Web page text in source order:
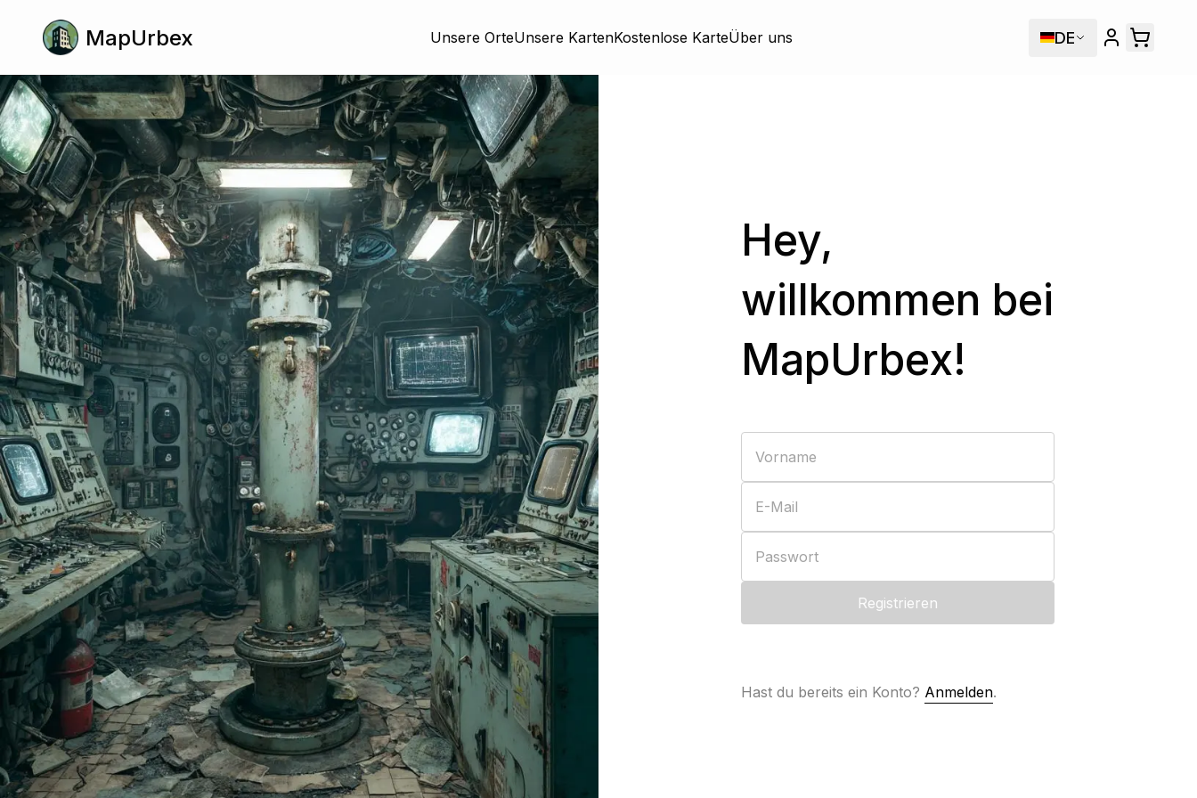
MapUrbex Unsere OrteUnsere KartenKostenlose KarteÜber uns DE
Hey,
willkommen bei
MapUrbex!
Vorname
E-Mail
Passwort
Registrieren
Hast du bereits ein Konto? Anmelden.